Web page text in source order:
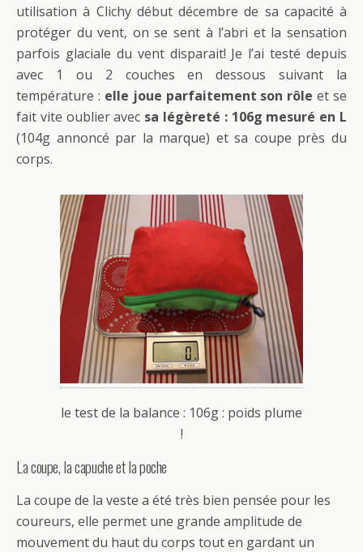
utilisation à Clichy début décembre de sa capacité à
protéger du vent, on se sent à l’abri et la sensation
parfois glaciale du vent disparait! Je l’ai testé depuis
avec 1 ou 2 couches en dessous suivant la
température : elle joue parfaitement son rôle et se
fait vite oublier avec sa légèreté : 106g mesuré en L
(104g annoncé par la marque) et sa coupe près du
corps.
le test de la balance : 106g : poids plume
!
La coupe, la capuche et la poche
La coupe de la veste a été très bien pensée pour les
coureurs, elle permet une grande amplitude de
mouvement du haut du corps tout en gardant un